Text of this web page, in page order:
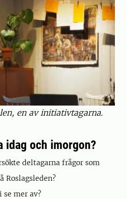
en av initiativtagarna.
idag och imorgon?
deltagarna frågor som
Roslagsleden?
mer av?